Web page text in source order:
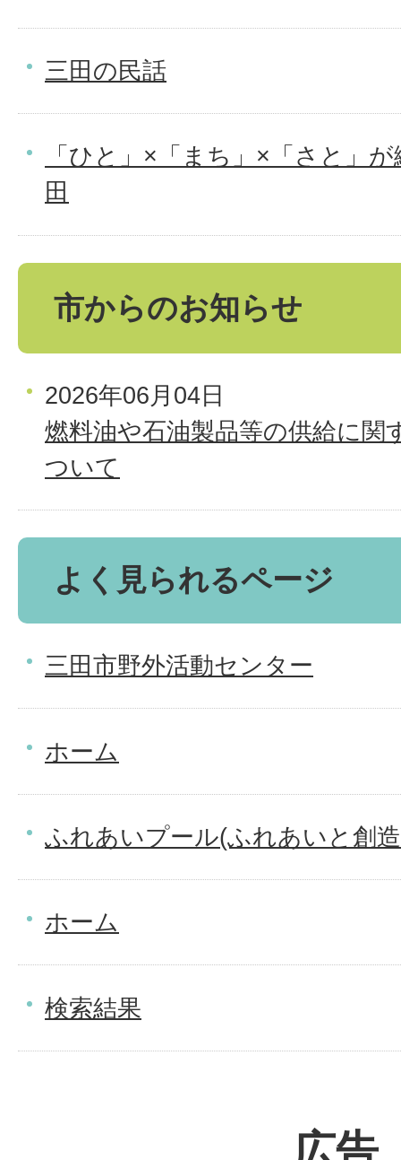
三田の民話
「ひと」×「まち」×「さと」
田
市からのお知らせ
2026年06月04日
燃料油や石油製品等の供給に関
ついて
よく見られるページ
三田市野外活動センター
ホーム
ふれあいプール(ふれあいと創
ホーム
検索結果